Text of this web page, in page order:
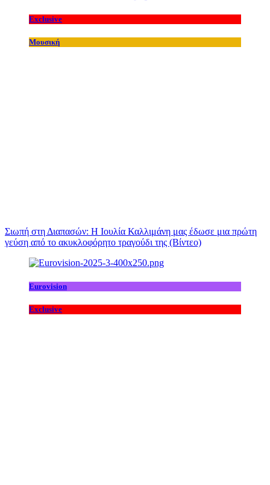
Exclusive
Μουσική
Σιωπή στη Διαπασών: Η Ιουλία Καλλιμάνη μας έδωσε μια πρώτη
γεύση από το ακυκλοφόρητο τραγούδι της (Βίντεο)
Eurovision
Exclusive